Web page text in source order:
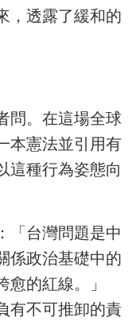
，透露了緩和的
問。在這場全球
本憲法並引用有
這種行為姿態向
「台灣問題是中
係政治基礎中的
的紅線。」
有不可推卸的責